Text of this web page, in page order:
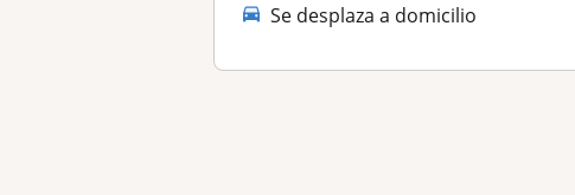
Se desplaza a domicilio